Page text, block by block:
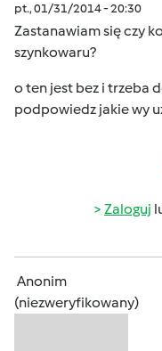
pt., 01/31/2014 - 20:30
Zastanawiam się czy
szynkowaru?
o ten jest bez i trzeba
podpowiedz jakie wy
Zaloguj
Anonim
(niezweryfikowany)